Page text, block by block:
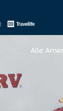
Alle